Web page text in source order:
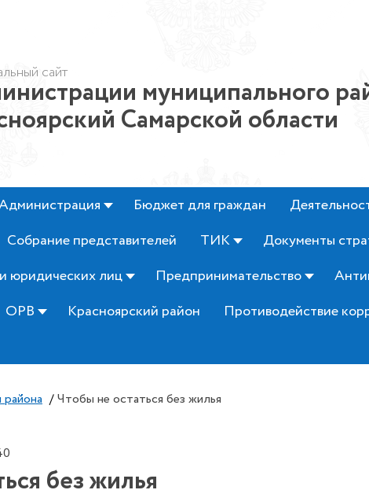
сайт
муниципального
Самарской области
Бюджет для граждан
Собрание представителей ТИК
Документы
юридических лиц
Предпринимательство
ОРВ Красноярский район Противодействие
/ Чтобы не остаться без жилья
без жилья